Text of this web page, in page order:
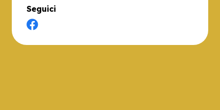
Seguici